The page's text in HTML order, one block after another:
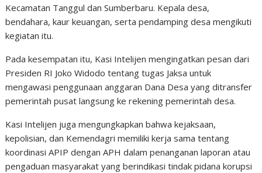
Kecamatan Tanggul dan Sumberbaru. Kepala desa,
bendahara, kaur keuangan, serta pendamping desa mengikuti
kegiatan itu.
Pada kesempatan itu, Kasi Intelijen mengingatkan pesan dari
Presiden RI Joko Widodo tentang tugas Jaksa untuk
mengawasi penggunaan anggaran Dana Desa yang ditransfer
pemerintah pusat langsung ke rekening pemerintah desa.
Kasi Intelijen juga mengungkapkan bahwa kejaksaan,
kepolisian, dan Kemendagri memiliki kerja sama tentang
koordinasi APIP dengan APH dalam penanganan laporan atau
pengaduan masyarakat yang berindikasi tindak pidana korupsi